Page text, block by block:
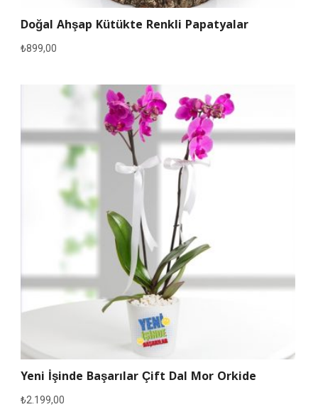
Doğal Ahşap Kütükte Renkli Papatyalar
₺899,00
Yeni İşinde Başarılar Çift Dal Mor Orkide
₺2.199,00